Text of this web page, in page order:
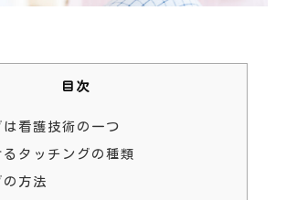
目次
看護技術の一つ
タッチングの種類
方法